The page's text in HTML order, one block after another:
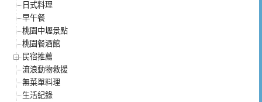
日式料理
早午餐
桃園中壢景點
桃園餐酒館
民宿推薦
流浪動物救援
無菜單料理
生活紀錄